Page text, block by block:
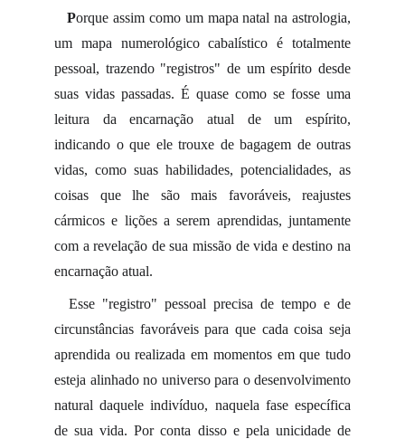
Porque assim como um mapa natal na astrologia,
um mapa numerológico cabalístico é totalmente
pessoal, trazendo "registros" de um espírito desde
suas vidas passadas. É quase como se fosse uma
leitura da encarnação atual de um espírito,
indicando o que ele trouxe de bagagem de outras
vidas, como suas habilidades, potencialidades, as
coisas que lhe são mais favoráveis, reajustes
cármicos e lições a serem aprendidas, juntamente
com a revelação de sua missão de vida e destino na
encarnação atual.
Esse "registro" pessoal precisa de tempo e de
circunstâncias favoráveis para que cada coisa seja
aprendida ou realizada em momentos em que tudo
esteja alinhado no universo para o desenvolvimento
natural daquele indivíduo, naquela fase específica
de sua vida. Por conta disso e pela unicidade de